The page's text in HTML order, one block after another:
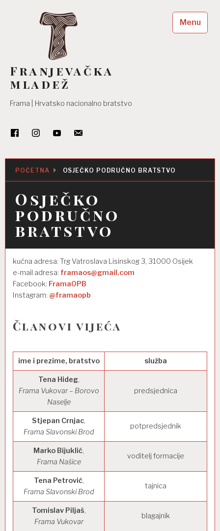
Franjevačka
mladež
Frama | Hrvatsko nacionalno bratstvo
Menu
POČETNA OSJEČKO PODRUČNO BRATSTVO
Osječko
područno
bratstvo
kućna adresa: Trg Vatroslava Lisinskog 3, 31000 Osijek
e-mail adresa: framaos@gmail.com
Facebook: FramaOPB
Instagram: @framaopb
Članovi vijeća
ime i prezime, bratstvo služba
Tena Hideg,
Frama Vukovar – Borovo
Naselje
predsjednica
Stjepan Crnjac,
Frama Slavonski Brod
potpredsjednik
Marko Bijuklić,
Frama Našice
voditelj formacije
Tena Petrović,
Frama Slavonski Brod
tajnica
Tomislav Piljaš,
Frama Vukovar
blagajnik